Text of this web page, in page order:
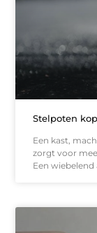
Stelpoten
Een kast,
zorgt voor
Een